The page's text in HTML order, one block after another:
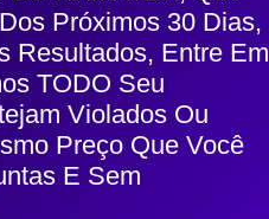
Próximos 30 Dias,
Resultados, Entre Em
TODO Seu
Violados Ou
Preço Que Você
E Sem